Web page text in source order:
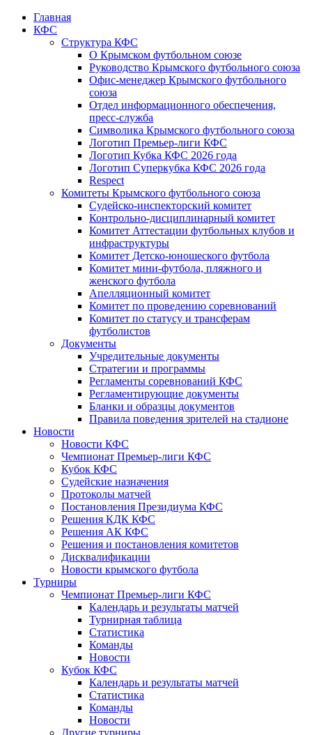
Главная
КФС
Структура КФС
О Крымском футбольном союзе
Руководство Крымского футбольного союза
Офис-менеджер Крымского футбольного
союза
Отдел информационного обеспечения,
пресс-служба
Символика Крымского футбольного союза
Логотип Премьер-лиги КФС
Логотип Кубка КФС 2026 года
Логотип Суперкубка КФС 2026 года
Respect
Комитеты Крымского футбольного союза
Судейско-инспекторский комитет
Контрольно-дисциплинарный комитет
Комитет Аттестации футбольных клубов и
инфраструктуры
Комитет Детско-юношеского футбола
Комитет мини-футбола, пляжного и
женского футбола
Апелляционный комитет
Комитет по проведению соревнований
Комитет по статусу и трансферам
футболистов
Документы
Учредительные документы
Стратегии и программы
Регламенты соревнований КФС
Регламентирующие документы
Бланки и образцы документов
Правила поведения зрителей на стадионе
Новости
Новости КФС
Чемпионат Премьер-лиги КФС
Кубок КФС
Судейские назначения
Протоколы матчей
Постановления Президиума КФС
Решения КДК КФС
Решения АК КФС
Решения и постановления комитетов
Дисквалификации
Новости крымского футбола
Турниры
Чемпионат Премьер-лиги КФС
Календарь и результаты матчей
Турнирная таблица
Статистика
Команды
Новости
Кубок КФС
Календарь и результаты матчей
Статистика
Команды
Новости
Другие турниры